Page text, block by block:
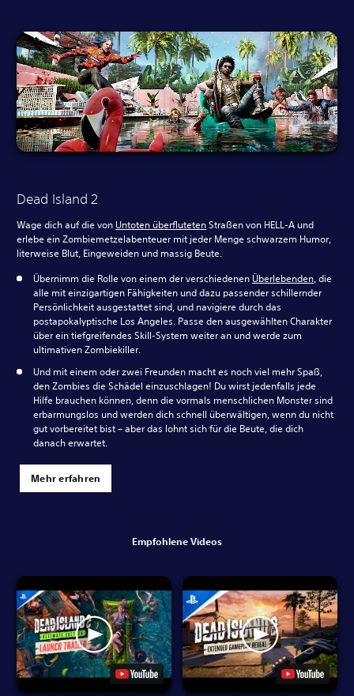
Dead Island 2
Wage dich auf die von Untoten überflutetenStraßen von HELL-A und
erlebe ein Zombiemetzelabenteuer mit jeder Menge schwarzem Humor,
literweise Blut, Eingeweiden und massig Beute.
Übernimm die Rolle von einem der verschiedenen Überlebenden, die
alle mit einzigartigen Fähigkeiten und dazu passender schillernder
Persönlichkeit ausgestattet sind, und navigiere durch das
postapokalyptische Los Angeles. Passe den ausgewählten Charakter
über ein tiefgreifendes Skill-System weiter an und werde zum
ultimativen Zombiekiller.
Und mit einem oder zwei Freunden macht es noch viel mehr Spaß,
den Zombies die Schädel einzuschlagen! Du wirst jedenfalls jede
Hilfe brauchen können, denn die vormals menschlichen Monster sind
erbarmungslos und werden dich schnell überwältigen, wenn du nicht
gut vorbereitet bist – aber das lohnt sich für die Beute, die dich
danach erwartet.
Mehr erfahren
Empfohlene Videos